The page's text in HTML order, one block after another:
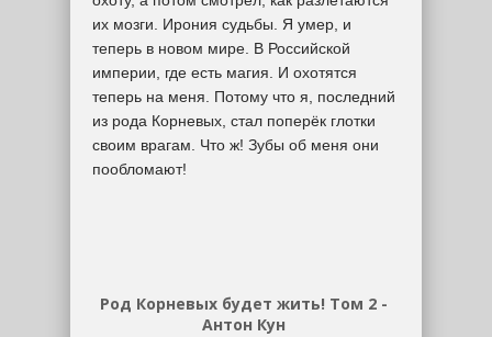
их мозги. Ирония судьбы. Я умер, и
теперь в новом мире. В Российской
империи, где есть магия. И охотятся
теперь на меня. Потому что я, последний
из рода Корневых, стал поперёк глотки
своим врагам. Что ж! Зубы об меня они
пообломают!
Род Корневых будет жить! Том 2 -
Антон Кун